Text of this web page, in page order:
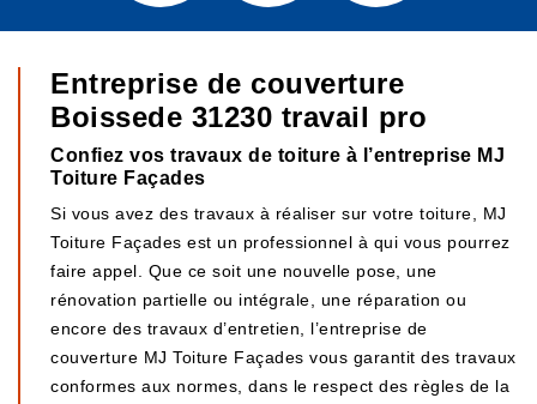
Entreprise de couverture
Boissede 31230 travail pro
Confiez vos travaux de toiture à l’entreprise MJ
Toiture Façades
Si vous avez des travaux à réaliser sur votre toiture, MJ
Toiture Façades est un professionnel à qui vous pourrez
faire appel. Que ce soit une nouvelle pose, une
rénovation partielle ou intégrale, une réparation ou
encore des travaux d’entretien, l’entreprise de
couverture MJ Toiture Façades vous garantit des travaux
conformes aux normes, dans le respect des règles de la